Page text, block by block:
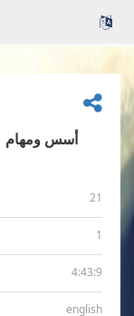
21
1
4:43:9
english